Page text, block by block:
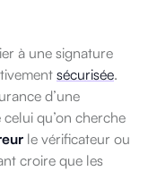
à une signature
sécurisée.
d’une
qu’on cherche
le vérificateur ou
croire que les